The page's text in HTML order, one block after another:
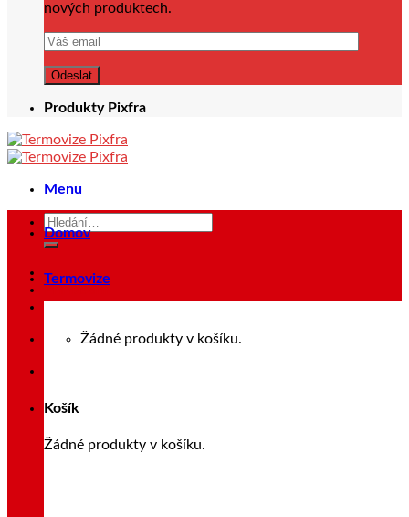
nových produktech.
Produkty Pixfra
Menu
Hledat:
Přihlášení
Žádné produkty v košíku.
Košík
Žádné produkty v košíku.
Domov
Termovize